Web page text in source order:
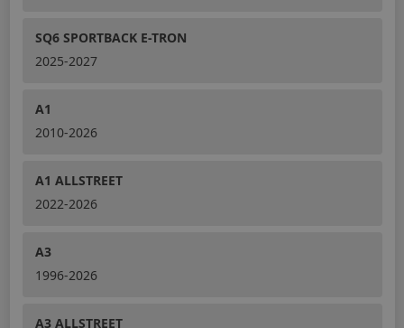
SQ6 SPORTBACK E-TRON
2025-2027
A1
2010-2026
A1 ALLSTREET
2022-2026
A3
1996-2026
A3 ALLSTREET